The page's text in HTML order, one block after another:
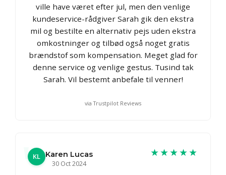
ville have været efter jul, men den venlige
kundeservice-rådgiver Sarah gik den ekstra
mil og bestilte en alternativ pejs uden ekstra
omkostninger og tilbød også noget gratis
brændstof som kompensation. Meget glad for
denne service og venlige gestus. Tusind tak
Sarah. Vil bestemt anbefale til venner!
via Trustpilot Reviews
KL
Karen Lucas
30 Oct 2024
★★★★★